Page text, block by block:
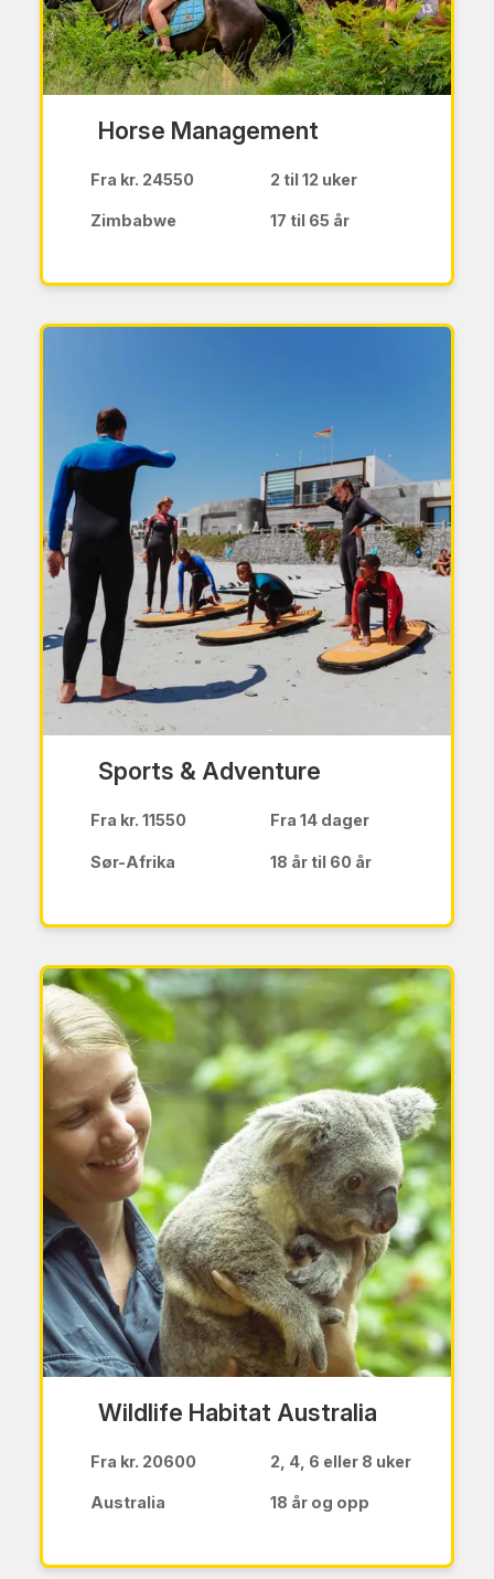
Horse Management
Fra kr. 24550 2 til 12 uker
Zimbabwe 17 til 65 år
Sports & Adventure
Fra kr. 11550 Fra 14 dager
Sør-Afrika 18 år til 60 år
Wildlife Habitat Australia
Fra kr. 20600 2, 4, 6 eller 8 uker
Australia 18 år og opp